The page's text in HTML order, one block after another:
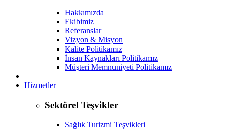
Hakkımızda
Ekibimiz
Referanslar
Vizyon & Misyon
Kalite Politikamız
İnsan Kaynakları Politikamız
Müşteri Memnuniyeti Politikamız
Hizmetler
Sektörel Teşvikler
Sağlık Turizmi Teşvikleri